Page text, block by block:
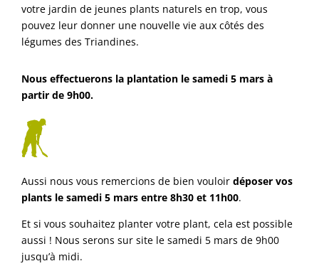
votre jardin de jeunes plants naturels en trop, vous
pouvez leur donner une nouvelle vie aux côtés des
légumes des Triandines.
Nous effectuerons la plantation le samedi 5 mars à
partir de 9h00.
Aussi nous vous remercions de bien vouloir déposer vos
plants le samedi 5 mars entre 8h30 et 11h00.
Et si vous souhaitez planter votre plant, cela est possible
aussi ! Nous serons sur site le samedi 5 mars de 9h00
jusqu’à midi.